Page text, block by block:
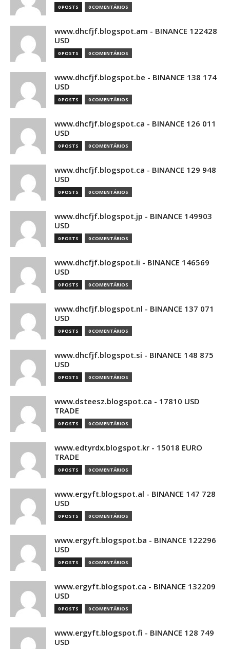
0 POSTS 0 COMENTÁRIOS
www.dhcfjf.blogspot.am - BINANCE 122428
USD
0 POSTS 0 COMENTÁRIOS
www.dhcfjf.blogspot.be - BINANCE 138 174
USD
0 POSTS 0 COMENTÁRIOS
www.dhcfjf.blogspot.ca - BINANCE 126 011
USD
0 POSTS 0 COMENTÁRIOS
www.dhcfjf.blogspot.ca - BINANCE 129 948
USD
0 POSTS 0 COMENTÁRIOS
www.dhcfjf.blogspot.jp - BINANCE 149903
USD
0 POSTS 0 COMENTÁRIOS
www.dhcfjf.blogspot.li - BINANCE 146569
USD
0 POSTS 0 COMENTÁRIOS
www.dhcfjf.blogspot.nl - BINANCE 137 071
USD
0 POSTS 0 COMENTÁRIOS
www.dhcfjf.blogspot.si - BINANCE 148 875
USD
0 POSTS 0 COMENTÁRIOS
www.dsteesz.blogspot.ca - 17810 USD
TRADE
0 POSTS 0 COMENTÁRIOS
www.edtyrdx.blogspot.kr - 15018 EURO
TRADE
0 POSTS 0 COMENTÁRIOS
www.ergyft.blogspot.al - BINANCE 147 728
USD
0 POSTS 0 COMENTÁRIOS
www.ergyft.blogspot.ba - BINANCE 122296
USD
0 POSTS 0 COMENTÁRIOS
www.ergyft.blogspot.ca - BINANCE 132209
USD
0 POSTS 0 COMENTÁRIOS
www.ergyft.blogspot.fi - BINANCE 128 749
USD